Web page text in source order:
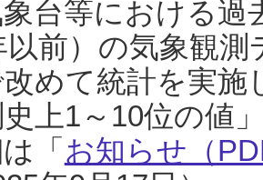
台等における過
以前）の気象観
めて統計を実
上1～10位の値
「 お知らせ（